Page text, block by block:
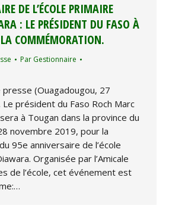
DE L’ÉCOLE PRIMAIRE
: LE PRÉSIDENT DU FASO À
COMMÉMORATION.
Par Gestionnaire
presse (Ouagadougou, 27
président du Faso Roch Marc
à Tougan dans la province du
novembre 2019, pour la
95e anniversaire de l’école
Organisée par l’Amicale
de l’école, cet événement est